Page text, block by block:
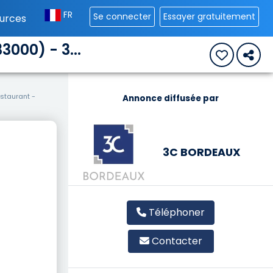
FR Se connecter Essayer gratuitement
- 3...
-
Annonce diffusée par
3C BORDEAUX
Téléphoner
Contacter